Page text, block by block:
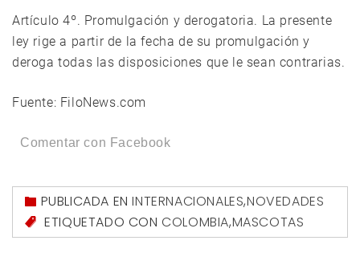
Artículo 4º. Promulgación y derogatoria. La presente
ley rige a partir de la fecha de su promulgación y
deroga todas las disposiciones que le sean contrarias.
Fuente: FiloNews.com
Comentar con Facebook
PUBLICADA ENINTERNACIONALES,NOVEDADES
ETIQUETADO CONCOLOMBIA,MASCOTAS